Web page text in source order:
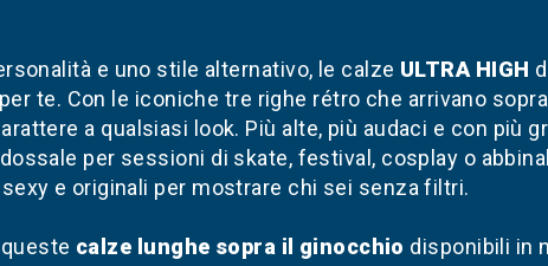
e uno stile alternativo, le calze ULTRA HIGH
te. Con le iconiche tre righe rétro che arrivano sopra
a qualsiasi look. Più alte, più audaci e con più
per sessioni di skate, festival, cosplay o
e originali per mostrare chi sei senza filtri.
calze lunghe sopra il ginocchio disponibili in